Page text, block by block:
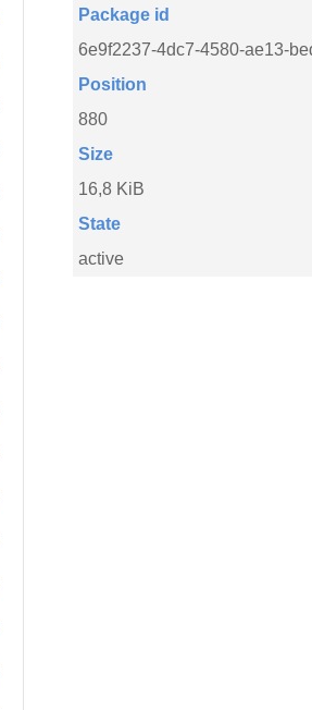
Package id
6e9f2237-4dc7-4580-ae13-
Position
880
Size
16,8 KiB
State
active